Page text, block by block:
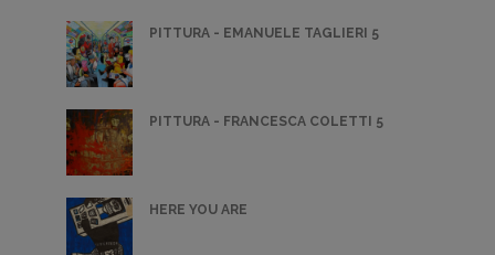
PITTURA - EMANUELE TAGLIERI 5
PITTURA - FRANCESCA COLETTI 5
HERE YOU ARE